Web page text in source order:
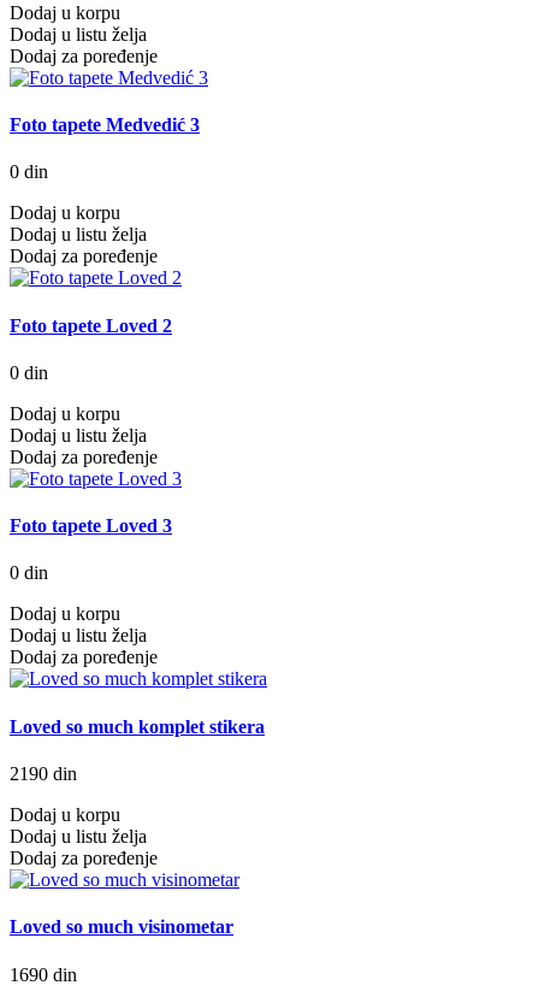
Dodaj u korpu
Dodaj u listu želja
Dodaj za poređenje
Foto tapete Medvedić 3
0 din
Dodaj u korpu
Dodaj u listu želja
Dodaj za poređenje
Foto tapete Loved 2
0 din
Dodaj u korpu
Dodaj u listu želja
Dodaj za poređenje
Foto tapete Loved 3
0 din
Dodaj u korpu
Dodaj u listu želja
Dodaj za poređenje
Loved so much komplet stikera
2190 din
Dodaj u korpu
Dodaj u listu želja
Dodaj za poređenje
Loved so much visinometar
1690 din